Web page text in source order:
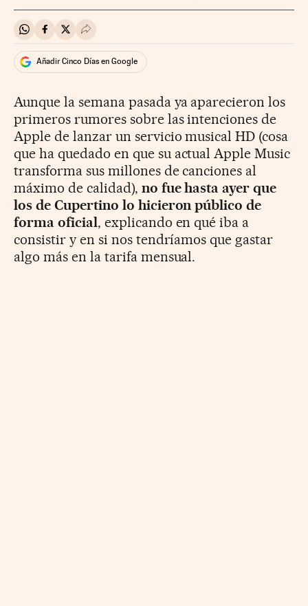
Compartir en Whatsapp
Compartir en Facebook
Compartir en Twitter
Desplegar Redes Sociales
Añadir Cinco Días en Google
Aunque la semana pasada ya aparecieron los
primeros rumores sobre las intenciones de
Apple de lanzar un servicio musical HD (cosa
que ha quedado en que su actual Apple Music
transforma sus millones de canciones al
máximo de calidad), no fue hasta ayer que
los de Cupertino lo hicieron público de
forma oficial, explicando en qué iba a
consistir y en si nos tendríamos que gastar
algo más en la tarifa mensual.